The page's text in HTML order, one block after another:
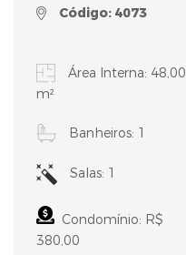
Código: 4073
Área Interna: 48,00
m²
Banheiros: 1
Salas: 1
Condomínio: R$
380,00